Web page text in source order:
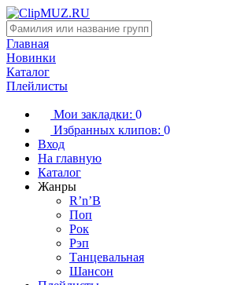
Главная
Новинки
Каталог
Плейлисты
Мои закладки: 0
Избранных клипов: 0
Вход
На главную
Каталог
Жанры
R’n’B
Поп
Рок
Рэп
Танцевальная
Шансон